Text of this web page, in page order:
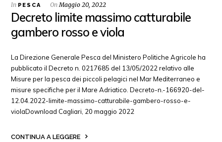
In PESCA OnMaggio 20, 2022
Decreto limite massimo catturabile
gambero rosso e viola
La Direzione Generale Pesca del Ministero Politiche Agricole ha
pubblicato il Decreto n. 0217685 del 13/05/2022 relativo alle
Misure per la pesca dei piccoli pelagici nel Mar Mediterraneo e
misure specifiche per il Mare Adriatico. Decreto-n.-166920-del-
12.04.2022-limite-massimo-catturabile-gambero-rosso-e-
violaDownload Cagliari, 20 maggio 2022
CONTINUA A LEGGERE